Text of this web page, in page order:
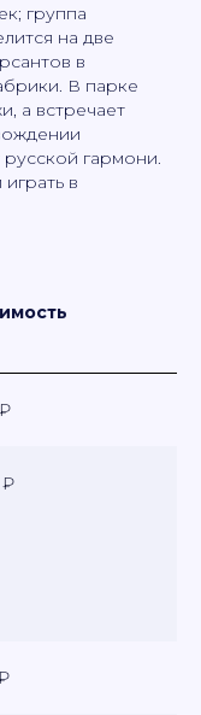
группа
на две
в
В парке
а встречает
гармони.
в
₽